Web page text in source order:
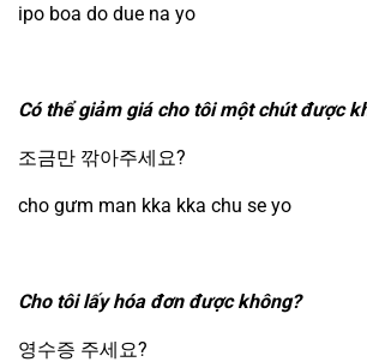
ipo boa do due na yo
Có thể giảm giá cho tôi một chút được
조금만 깎아주세요?
cho gưm man kka kka chu se yo
Cho tôi lấy hóa đơn được không?
영수증 주세요?